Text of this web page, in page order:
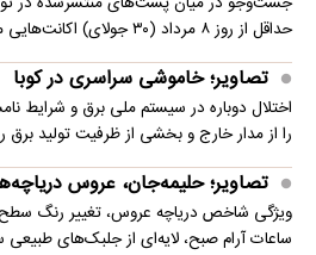
حداقل از روز ۸ مرداد (۳۰ جولای) اکانت‌هایی مربوط به…
تصاویر؛ خاموشی سراسری در کوبا
اختلال دوباره در سیستم ملی برق و شرایط
را از مدار خارج و بخشی از ظرفیت تولید برق
تصاویر؛ حلیمه‌جان، عروس
ویژگی شاخص دریاچه عروس، تغییر رنگ
ساعات آرام صبح، لایه‌ای از جلبک‌های